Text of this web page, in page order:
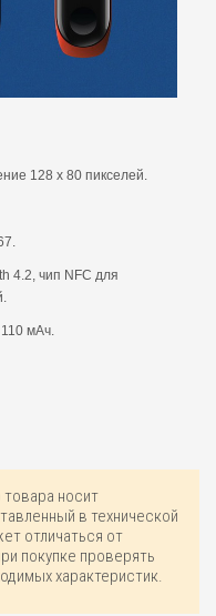
128 x 80 пикселей.
4.2, чип NFC для
мАч.
товара носит
в технической
отличаться от
покупке проверять
характеристик.